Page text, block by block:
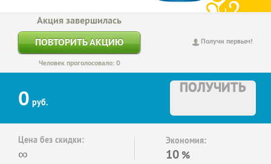
Получи первым!
Акция завершилась
ПОВТОРИТЬ АКЦИЮ
Человек проголосовало: 0
0 руб.
ПОЛУЧИТЬ
Цена без скидки:
∞
Экономия:
10 %